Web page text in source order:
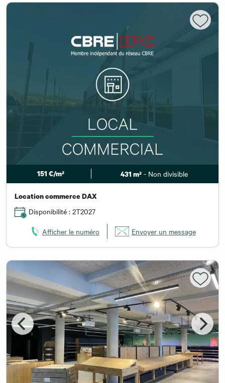
151 €/m² 431 m² - Non divisible
Location commerce DAX
Disponibilité : 2T2027
Afficher le numéro Envoyer un message